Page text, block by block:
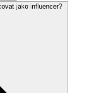
jako influencer?